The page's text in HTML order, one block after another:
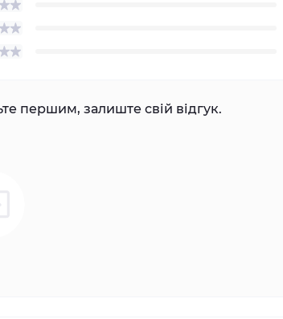
першим, залиште свій відгук.